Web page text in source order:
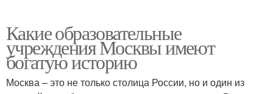
Какие образовательные
учреждения Москвы имеют
богатую историю
Москва – это не только столица России, но и один из